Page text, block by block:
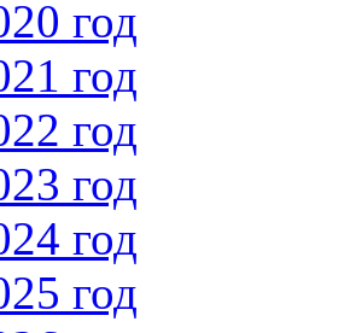
год
год
год
год
год
год